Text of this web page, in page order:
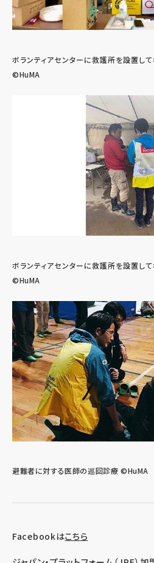
ボランティアセンターに救護所を設置し
©HuMA
ボランティアセンターに救護所を設置し
©HuMA
避難者に対する医師の巡回診療 ©HuMA
Facebookはこちら